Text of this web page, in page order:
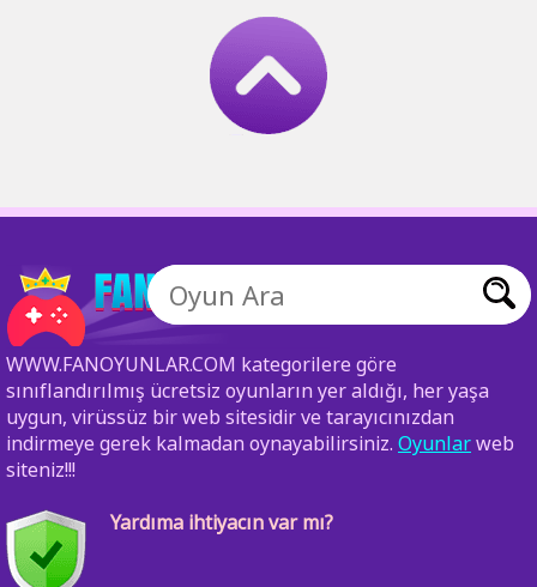
WWW.FANOYUNLAR.COM kategorilere göre
sınıflandırılmış ücretsiz oyunların yer aldığı, her yaşa
uygun, virüssüz bir web sitesidir ve tarayıcınızdan
indirmeye gerek kalmadan oynayabilirsiniz. Oyunlarweb
siteniz!!!
Yardıma ihtiyacın var mı?